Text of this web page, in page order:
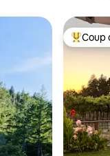
Coups
Coup